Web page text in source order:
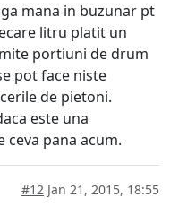
mana in buzunar pt
litru platit un
portiuni de drum
pot face niste
de pietoni.
este una
ceva pana acum.
#12 Jan 21, 2015, 18:55